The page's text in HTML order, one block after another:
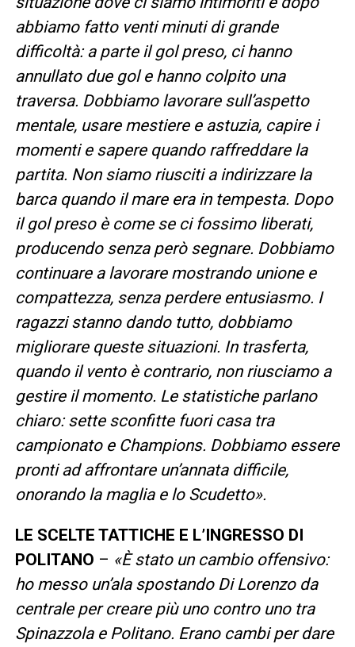
abbiamo fatto venti minuti di grande
difficoltà: a parte il gol preso, ci hanno
annullato due gol e hanno colpito una
traversa. Dobbiamo lavorare sull’aspetto
mentale, usare mestiere e astuzia, capire i
momenti e sapere quando raffreddare la
partita. Non siamo riusciti a indirizzare la
barca quando il mare era in tempesta. Dopo
il gol preso è come se ci fossimo liberati,
producendo senza però segnare. Dobbiamo
continuare a lavorare mostrando unione e
compattezza, senza perdere entusiasmo. I
ragazzi stanno dando tutto, dobbiamo
migliorare queste situazioni. In trasferta,
quando il vento è contrario, non riusciamo a
gestire il momento. Le statistiche parlano
chiaro: sette sconfitte fuori casa tra
campionato e Champions. Dobbiamo essere
pronti ad affrontare un’annata difficile,
onorando la maglia e lo Scudetto».
LE SCELTE TATTICHE E L’INGRESSO DI
POLITANO – «È stato un cambio offensivo:
ho messo un’ala spostando Di Lorenzo da
centrale per creare più uno contro uno tra
Spinazzola e Politano. Erano cambi per dare